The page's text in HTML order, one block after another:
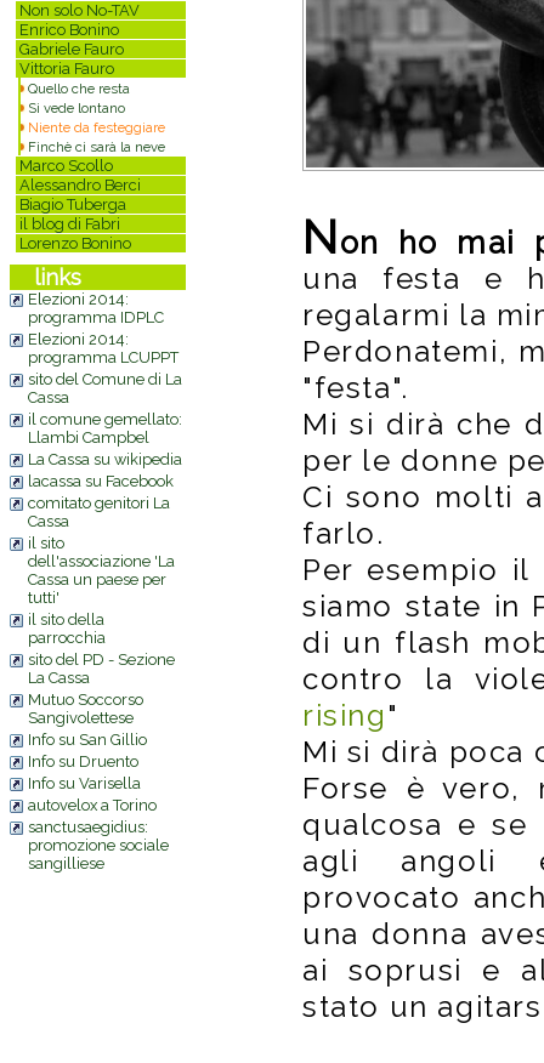
Non solo No-TAV
Enrico Bonino
Gabriele Fauro
Vittoria Fauro
Quello che resta
Si vede lontano
Niente da festeggiare
Finchè ci sarà la neve
Marco Scollo
Alessandro Berci
Biagio Tuberga
il blog di Fabri
Lorenzo Bonino
links
Elezioni 2014:
programma IDPLC
Elezioni 2014:
programma LCUPPT
sito del Comune di La
Cassa
il comune gemellato:
Llambi Campbel
La Cassa su wikipedia
lacassa su Facebook
comitato genitori La
Cassa
il sito
dell'associazione 'La
Cassa un paese per
tutti'
il sito della
parrocchia
sito del PD - Sezione
La Cassa
Mutuo Soccorso
Sangivolettese
Info su San Gillio
Info su Druento
Info su Varisella
autovelox a Torino
sanctusaegidius:
promozione sociale
sangilliese
Non ho mai
una festa e
regalarmi la
Perdonatemi,
"festa".
Mi si dirà che
per le donne
Ci sono molti
farlo.
Per esempio il
siamo state in
di un flash
contro la
rising "
Mi si dirà poca
Forse è vero,
qualcosa e se
agli angoli
provocato
una donna
ai soprusi e
stato un